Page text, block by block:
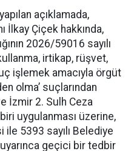
açıklamada,
İlkay Çiçek hakkında,
2026/59016 sayılı
irtikap, rüşvet,
işlemek amacıyla örgüt
olma’ suçlarından
İzmir 2. Sulh Ceza
uygulanması üzerine,
ile 5393 sayılı Belediye
geçici bir tedbir